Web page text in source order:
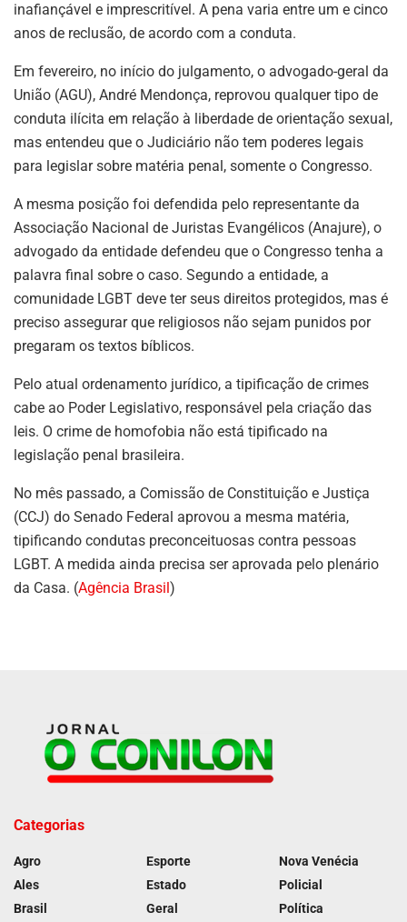
inafiançável e imprescritível. A pena varia entre um e cinco
anos de reclusão, de acordo com a conduta.
Em fevereiro, no início do julgamento, o advogado-geral da
União (AGU), André Mendonça, reprovou qualquer tipo de
conduta ilícita em relação à liberdade de orientação sexual,
mas entendeu que o Judiciário não tem poderes legais
para legislar sobre matéria penal, somente o Congresso.
A mesma posição foi defendida pelo representante da
Associação Nacional de Juristas Evangélicos (Anajure), o
advogado da entidade defendeu que o Congresso tenha a
palavra final sobre o caso. Segundo a entidade, a
comunidade LGBT deve ter seus direitos protegidos, mas é
preciso assegurar que religiosos não sejam punidos por
pregaram os textos bíblicos.
Pelo atual ordenamento jurídico, a tipificação de crimes
cabe ao Poder Legislativo, responsável pela criação das
leis. O crime de homofobia não está tipificado na
legislação penal brasileira.
No mês passado, a Comissão de Constituição e Justiça
(CCJ) do Senado Federal aprovou a mesma matéria,
tipificando condutas preconceituosas contra pessoas
LGBT. A medida ainda precisa ser aprovada pelo plenário
da Casa. (Agência Brasil)
Categorias
Agro
Ales
Brasil
Esporte
Estado
Geral
Nova Venécia
Policial
Política